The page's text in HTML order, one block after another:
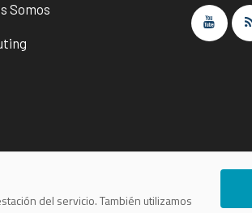
Somos
del servicio. También utilizamos